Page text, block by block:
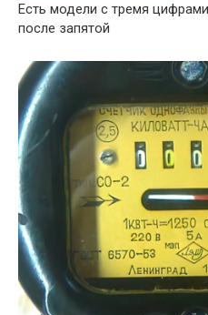
Есть модели с тремя
после запятой